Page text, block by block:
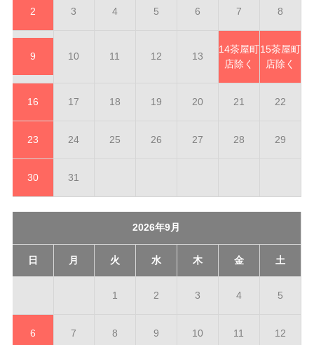
2 3 4 5 6 7 8
9 10 11 12 13
14茶屋町
店除く
15茶屋町
店除く
16 17 18 19 20 21 22
23 24 25 26 27 28 29
30 31
2026年9月
日 月 火 水 木 金 土
1 2 3 4 5
6 7 8 9 10 11 12